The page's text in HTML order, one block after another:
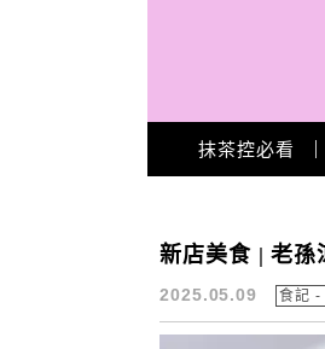
Main Menu
抹茶控必看
老孫涼麵 推薦
新店美食 | 老孫
2025.05.09 食記 -